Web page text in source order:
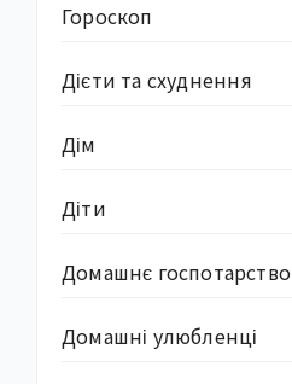
Гороскоп
Дієти та схуднення
Дім
Діти
Домашнє госпотарство
Домашні улюбленці